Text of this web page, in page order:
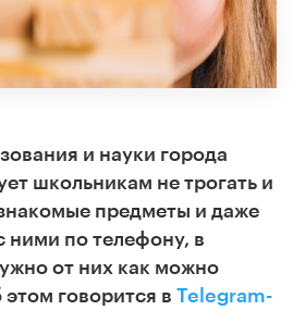
и науки города
школьникам не трогать и
предметы и даже
ними по телефону, в
от них как можно
говорится в Telegram-